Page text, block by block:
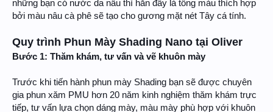
những bạn có nước da nâu thì hẳn đây là tông màu thích hợp
bởi màu nâu cà phê sẽ tạo cho gương mặt nét Tây cá tính.
Quy trình Phun Mày Shading Nano tại Oliver
Bước 1: Thăm khám, tư vấn và vẽ khuôn mày
Trước khi tiến hành phun mày Shading bạn sẽ được chuyên
gia phun xăm PMU hơn 20 năm kinh nghiệm thăm khám trực
tiếp, tư vấn lựa chọn dáng mày, màu mày phù hợp với khuôn